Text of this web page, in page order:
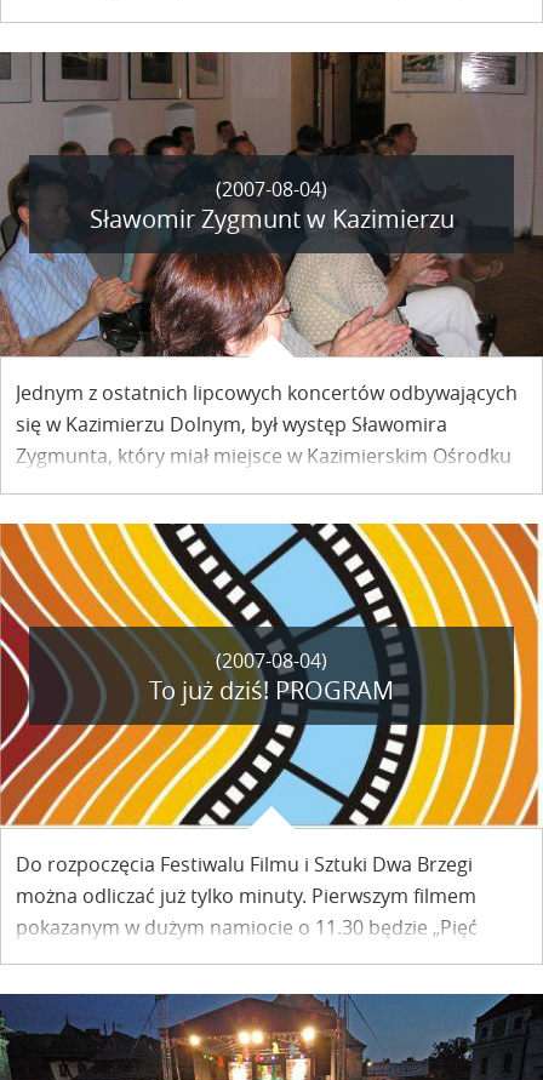
dzień prowadzą kursy w całej Polsce.
(2007-08-04)
Sławomir Zygmunt w Kazimierzu
Jednym z ostatnich lipcowych koncertów odbywających
się w Kazimierzu Dolnym, był występ Sławomira
Zygmunta, który miał miejsce w Kazimierskim Ośrodku
Kultury przy ulicy Lubelskiej.
(2007-08-04)
To już dziś! PROGRAM
Do rozpoczęcia Festiwalu Filmu i Sztuki Dwa Brzegi
można odliczać już tylko minuty. Pierwszym filmem
pokazanym w dużym namiocie o 11.30 będzie „Pięć
łatwych utworów Boba Rafaelsona”. Uroczystość
otwarcia trochę później - o 17.30.